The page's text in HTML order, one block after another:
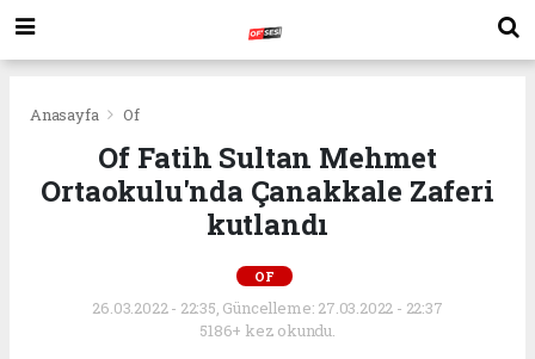
Anasayfa Of
Of Fatih Sultan Mehmet
Ortaokulu'nda Çanakkale Zaferi
kutlandı
OF
26.03.2022 - 22:35, Güncelleme: 27.03.2022 - 22:37
5186+ kez okundu.